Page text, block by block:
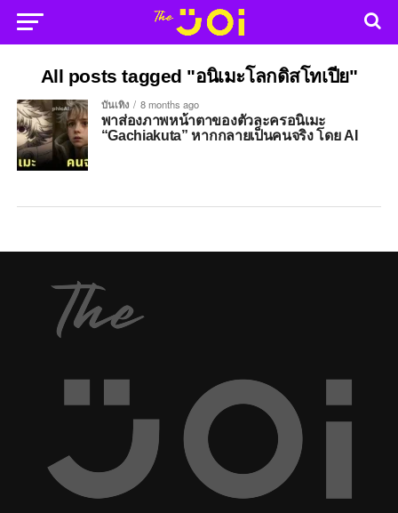
All posts tagged "อนิเมะโลกดิสโทเปีย"
บันเทิง 8 months ago
พาส่องภาพหน้าตาของตัวละครอนิเมะ
“Gachiakuta” หากกลายเป็นคนจริง โดย AI